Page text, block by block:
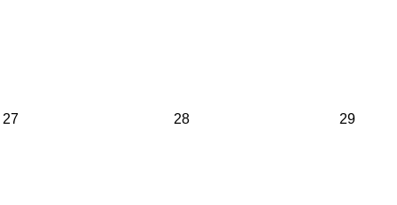
27 28 29